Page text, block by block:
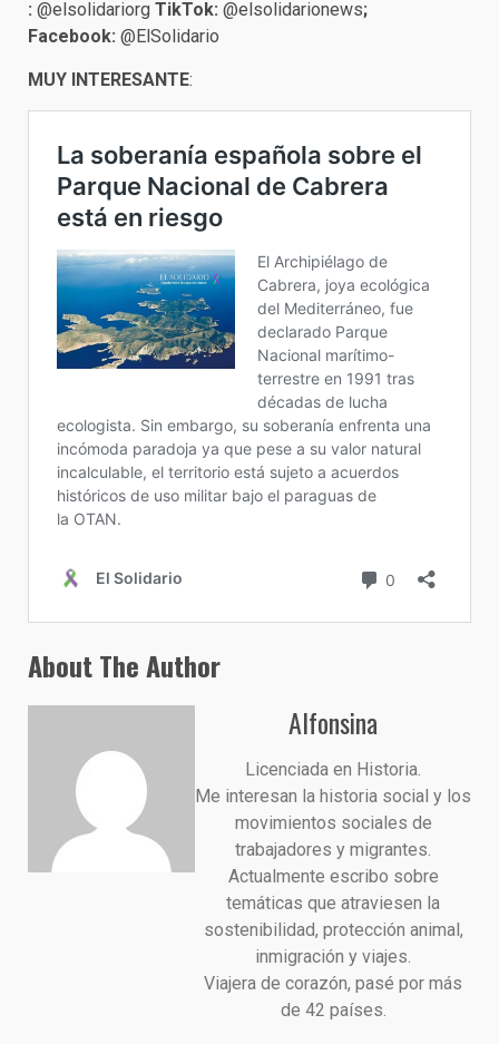
: @elsolidariorg TikTok: @elsolidarionews;
Facebook: @ElSolidario
MUY INTERESANTE:
About The Author
Alfonsina
Licenciada en Historia.
Me interesan la historia social y los
movimientos sociales de
trabajadores y migrantes.
Actualmente escribo sobre
temáticas que atraviesen la
sostenibilidad, protección animal,
inmigración y viajes.
Viajera de corazón, pasé por más
de 42 países.